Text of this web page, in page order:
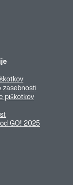
zasebnosti
piškotkov
GO! 2025